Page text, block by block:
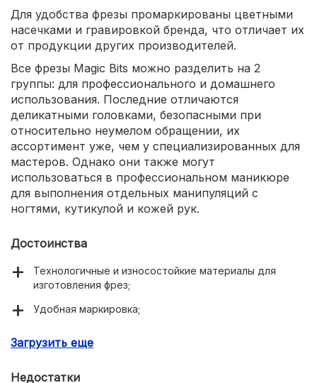
Для удобства фрезы промаркированы цветными
насечками и гравировкой бренда, что отличает их
от продукции других производителей.
Все фрезы Magic Bits можно разделить на 2
группы: для профессионального и домашнего
использования. Последние отличаются
деликатными головками, безопасными при
относительно неумелом обращении, их
ассортимент уже, чем у специализированных для
мастеров. Однако они также могут
использоваться в профессиональном маникюре
для выполнения отдельных манипуляций с
ногтями, кутикулой и кожей рук.
Достоинства
Технологичные и износостойкие материалы для
изготовления фрез;
Удобная маркировка;
Загрузить еще
Недостатки